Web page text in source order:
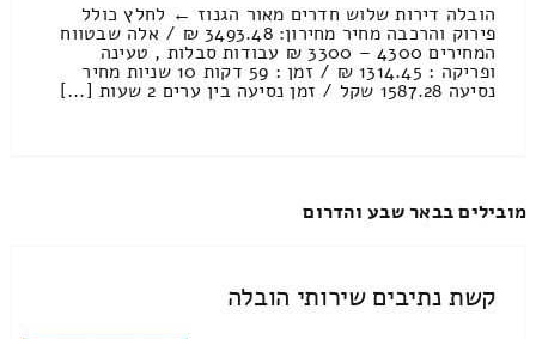
הובלה דירות שלוש חדרים מאור הגנוז ← לחלץ כולל
פירוק והרכבה מחיר מחירון: 3493.48 ₪ / אלה שבטווח
המחירים 4300 – 3300 ₪ עבודות סבלות , טעינה
ופריקה : 1314.45 ₪ / זמן : 59 דקות 10 שניות מחיר
נסיעה 1587.28 שקל / זמן נסיעה בין ערים 2 שעות [...]
מובילים בבאר שבע והדרום
קשת נתיבים שירותי הובלה